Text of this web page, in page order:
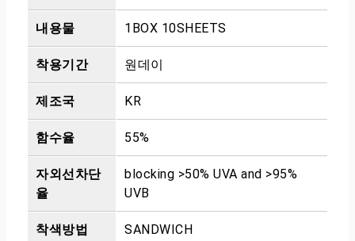
내용물 1BOX 10SHEETS
착용기간 원데이
제조국 KR
함수율 55%
자외선차단
율
blocking >50% UVA and >95%
UVB
착색방법 SANDWICH